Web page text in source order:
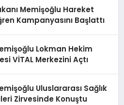
Memişoğlu Hareket
Kampanyasını Başlattı
Lokman Hekim
VİTAL Merkezini Açtı
Uluslararası Sağlık
Zirvesinde Konuştu